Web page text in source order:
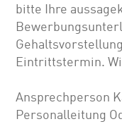
bitte Ihre
Eintrittstermin.
Ansprechperson
Personalleitung